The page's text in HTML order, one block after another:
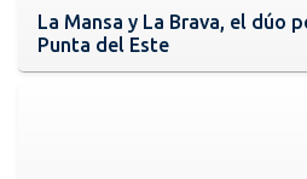
La Mansa y La Brava, el dúo
Punta del Este